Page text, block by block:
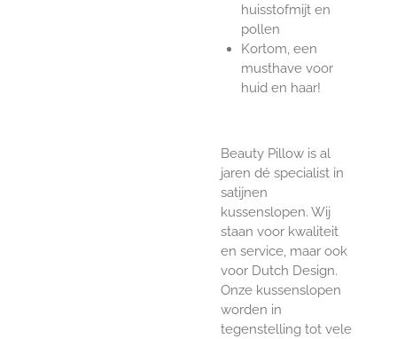
huisstofmijt en
pollen
Kortom, een
musthave voor
huid en haar!
Beauty Pillow is al
jaren dé specialist in
satijnen
kussenslopen. Wij
staan voor kwaliteit
en service, maar ook
voor Dutch Design.
Onze kussenslopen
worden in
tegenstelling tot vele